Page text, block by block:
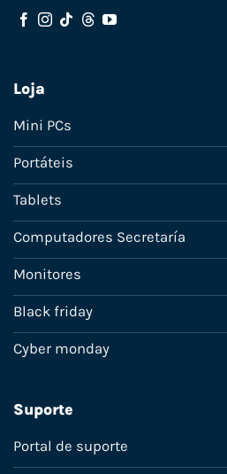
Loja
Mini PCs
Portáteis
Tablets
Computadores Secretaría
Monitores
Black friday
Cyber monday
Suporte
Portal de suporte